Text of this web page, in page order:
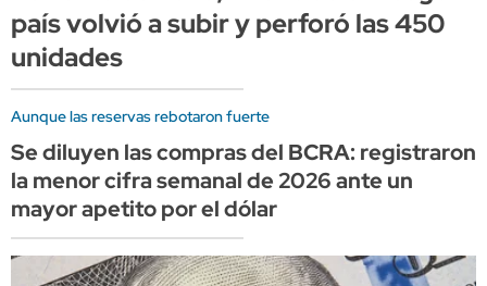
país volvió a subir y perforó las 450
unidades
Aunque las reservas rebotaron fuerte
Se diluyen las compras del BCRA: registraron
la menor cifra semanal de 2026 ante un
mayor apetito por el dólar